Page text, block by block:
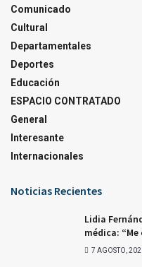
Comunicado
Cultural
Departamentales
Deportes
Educación
ESPACIO CONTRATADO
General
Interesante
Internacionales
Noticias Recientes
Lidia
médica:
7 AGOSTO,